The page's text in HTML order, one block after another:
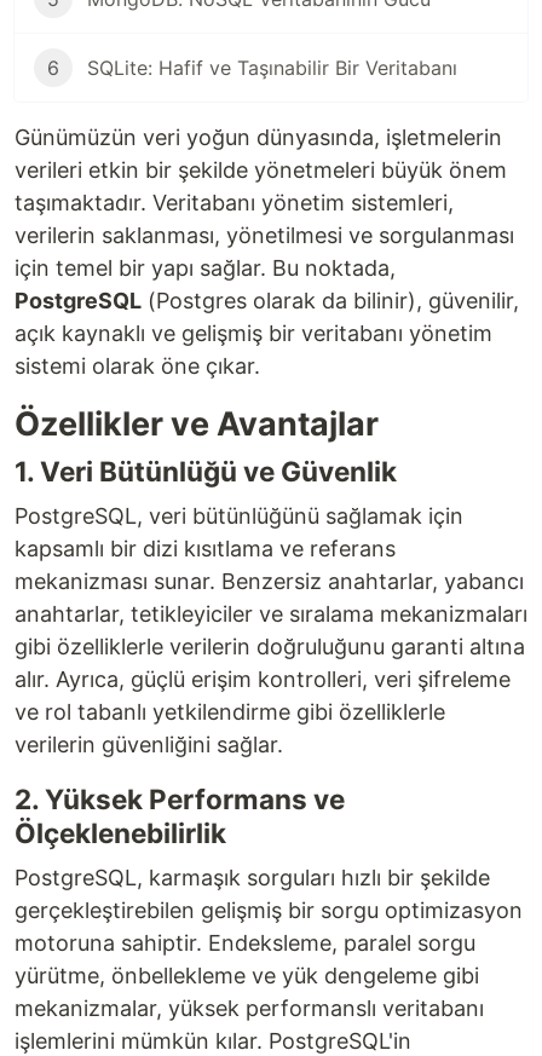
6 SQLite: Hafif ve Taşınabilir Bir Veritabanı
Günümüzün veri yoğun dünyasında, işletmelerin
verileri etkin bir şekilde yönetmeleri büyük önem
taşımaktadır. Veritabanı yönetim sistemleri,
verilerin saklanması, yönetilmesi ve sorgulanması
için temel bir yapı sağlar. Bu noktada,
PostgreSQL (Postgres olarak da bilinir), güvenilir,
açık kaynaklı ve gelişmiş bir veritabanı yönetim
sistemi olarak öne çıkar.
Özellikler ve Avantajlar
1. Veri Bütünlüğü ve Güvenlik
PostgreSQL, veri bütünlüğünü sağlamak için
kapsamlı bir dizi kısıtlama ve referans
mekanizması sunar. Benzersiz anahtarlar, yabancı
anahtarlar, tetikleyiciler ve sıralama mekanizmaları
gibi özelliklerle verilerin doğruluğunu garanti altına
alır. Ayrıca, güçlü erişim kontrolleri, veri şifreleme
ve rol tabanlı yetkilendirme gibi özelliklerle
verilerin güvenliğini sağlar.
2. Yüksek Performans ve
Ölçeklenebilirlik
PostgreSQL, karmaşık sorguları hızlı bir şekilde
gerçekleştirebilen gelişmiş bir sorgu optimizasyon
motoruna sahiptir. Endeksleme, paralel sorgu
yürütme, önbellekleme ve yük dengeleme gibi
mekanizmalar, yüksek performanslı veritabanı
işlemlerini mümkün kılar. PostgreSQL'in